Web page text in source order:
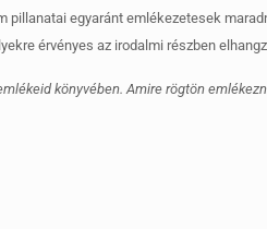
pillanatai egyaránt emlékezetesek
érvényes az irodalmi részben
könyvében. Amire rögtön